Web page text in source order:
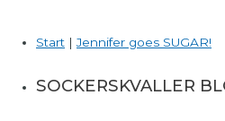
Start |Jennifer goes SUGAR!
SOCKERSKVALLER